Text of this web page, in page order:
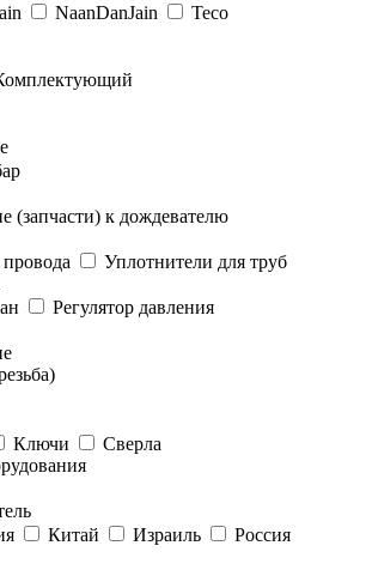
NaanDanJain
Teco
(запчасти) к дождевателю
Уплотнители для труб
Регулятор давления
Ключи
Сверла
Китай Израиль
Россия